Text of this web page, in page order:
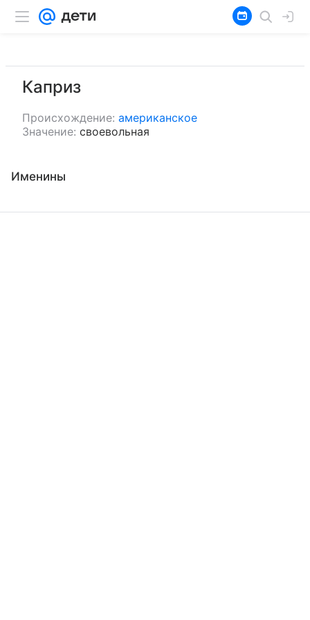
Каприз
Происхождение: американское
Значение: своевольная
Именины